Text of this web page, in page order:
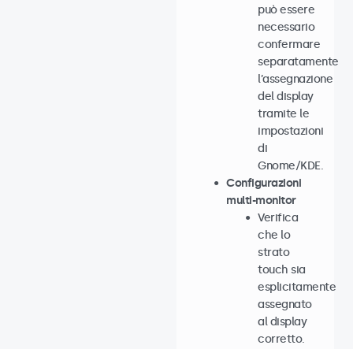
può essere
necessario
confermare
separatamente
l’assegnazione
del display
tramite le
impostazioni
di
Gnome/KDE.
Configurazioni
multi-monitor
Verifica
che lo
strato
touch sia
esplicitamente
assegnato
al display
corretto.